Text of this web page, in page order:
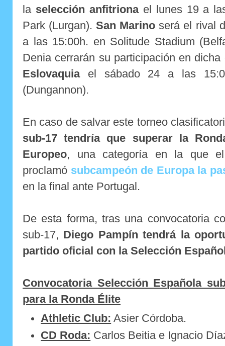
la selección anfitrionael lunes 19 a
Park (Lurgan).San Marino será el rival
a las 15:00h. en Solitude Stadium
Denia cerrarán su participación en
Eslovaquiael sábado 24 a las
(Dungannon).
En caso de salvar este torneo
sub-17 tendría que superar la
Europeo, una categoría en la que el
proclamó subcampeón de Europa la
en la final ante Portugal.
De esta forma, tras una convocatoria
sub-17, Diego Pampín tendrá la
partido oficial con la Selección
Convocatoria Selección Española
para la Ronda Élite
Athletic Club: Asier Córdoba.
CD Roda: Carlos Beitia e Ignacio